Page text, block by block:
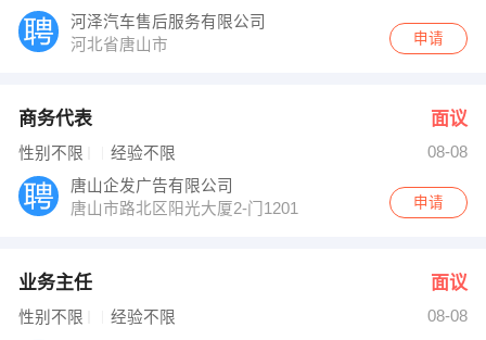
河泽汽车售后服务有限公司
河北省唐山市
申请
商务代表 面议
性别不限 经验不限
08-08
唐山企发广告有限公司
唐山市路北区阳光大厦2-门1201
申请
业务主任 面议
性别不限 经验不限
08-08